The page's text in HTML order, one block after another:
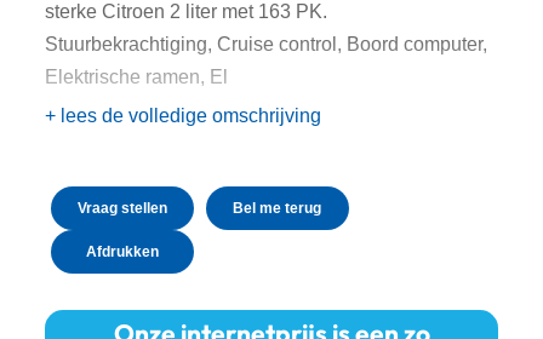
sterke Citroen 2 liter met 163 PK.
Stuurbekrachtiging, Cruise control, Boord computer,
Elektrische ramen, El
+ lees de volledige omschrijving
Vraag stellen Bel me terug
Afdrukken